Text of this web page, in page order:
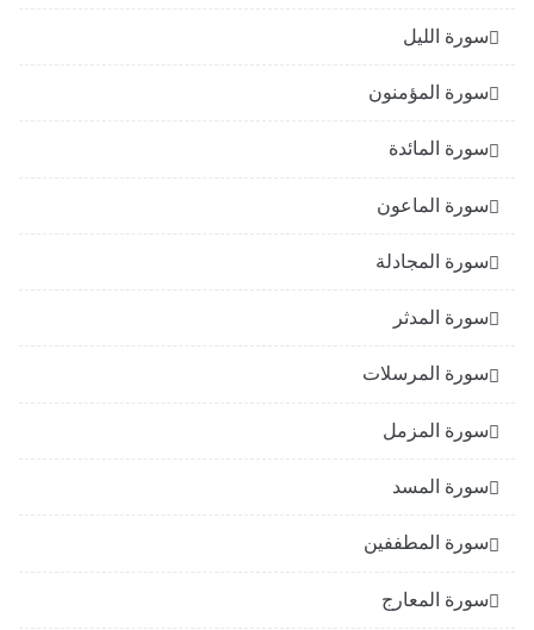
سورة الليل
سورة المؤمنون
سورة المائدة
سورة الماعون
سورة المجادلة
سورة المدثر
سورة المرسلات
سورة المزمل
سورة المسد
سورة المطففين
سورة المعارج